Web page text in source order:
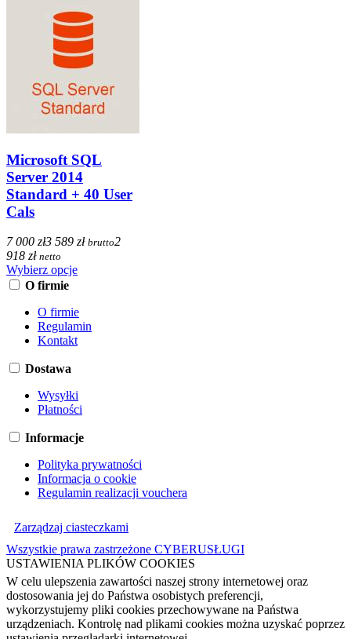
Microsoft SQL
Server 2014
Standard + 40 User
Cals
7 000 zł3 589 zł brutto2
918 zł netto
Wybierz opcje
O firmie
O firmie
Regulamin
Kontakt
Dostawa
Wysyłki
Płatności
Informacje
Polityka prywatności
Informacja o cookie
Regulamin realizacji vouchera
Zarządzaj ciasteczkami
Wszystkie prawa zastrzeżone CYBERUSŁUGI
USTAWIENIA PLIKÓW COOKIES
W celu ulepszenia zawartości naszej strony internetowej oraz
dostosowania jej do Państwa osobistych preferencji,
wykorzystujemy pliki cookies przechowywane na Państwa
urządzeniach. Kontrolę nad plikami cookies można uzyskać poprzez